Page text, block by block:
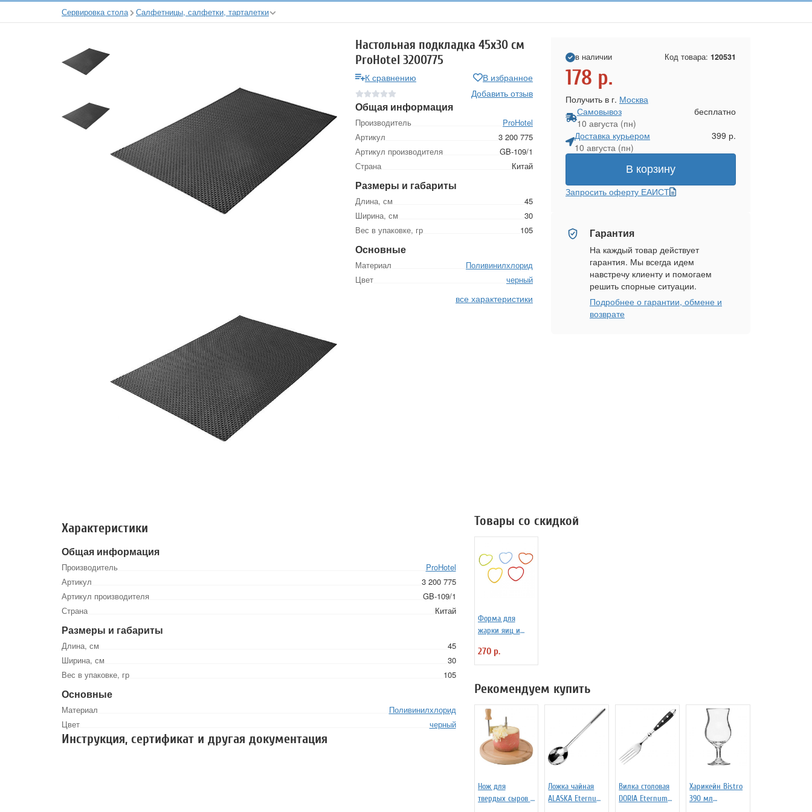
Сервировка стола Салфетницы, салфетки, тарталетки
Настольная подкладка 45х30 см
ProHotel 3200775
К сравнению
В избранное
Добавить отзыв
Общая информация
Производитель
ProHotel
Артикул
3 200 775
Артикул производителя
GB-109/1
Страна
Китай
Размеры и габариты
Длина, см
45
Ширина, см
30
Вес в упаковке, гр
105
Основные
Материал
Поливинилхлорид
Цвет
черный
все характеристики
в наличии Код товара: 120531
178 р.
Получить в г. Москва
Самовывоз
10 августа (пн)
бесплатно
Доставка курьером
10 августа (пн)
399 р.
В корзину
Запросить оферту ЕАИСТ
Гарантия
На каждый товар действует
гарантия. Мы всегда идем
навстречу клиенту и помогаем
решить спорные ситуации.
Подробнее о гарантии, обмене и
возврате
Характеристики
Общая информация
Производитель
ProHotel
Артикул
3 200 775
Артикул производителя
GB-109/1
Страна
Китай
Размеры и габариты
Длина, см
45
Ширина, см
30
Вес в упаковке, гр
105
Основные
Материал
Поливинилхлорид
Цвет
черный
Инструкция, сертификат и другая документация
Товары со скидкой
Форма для
жарки яиц и
силиконовая
Любовь
270 р.
Рекомендуем купить
Нож для
твердых сыров и
Ложка чайная
ALASKA Eternum
Вилка столовая
DORIA Eternum
Харикейн Bistro
390 мл